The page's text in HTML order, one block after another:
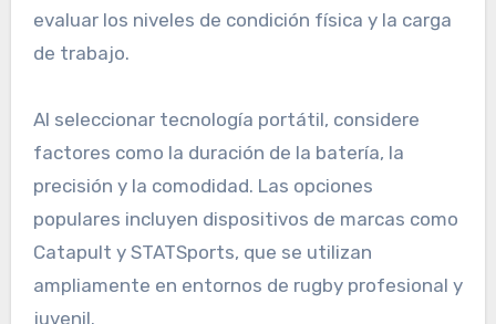
GPS y los monitores de frecuencia cardíaca, es
esencial para rastrear métricas físicas en los
datos sobre velocidad, distancia recorrida y
frecuencia cardíaca durante el entrenamiento y
los partidos, lo que permite a los entrenadores
evaluar los niveles de condición física y la carga
de trabajo.
Al seleccionar tecnología portátil, considere